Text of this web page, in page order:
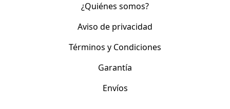
¿Quiénes somos?
Aviso de privacidad
Términos y Condiciones
Garantía
Envíos